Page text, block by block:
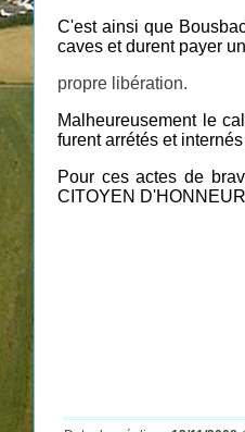
C'est ainsi que
caves et durent payer
propre libération.
Malheureusement le
furent arrétés et
Pour ces actes de
CITOYEN